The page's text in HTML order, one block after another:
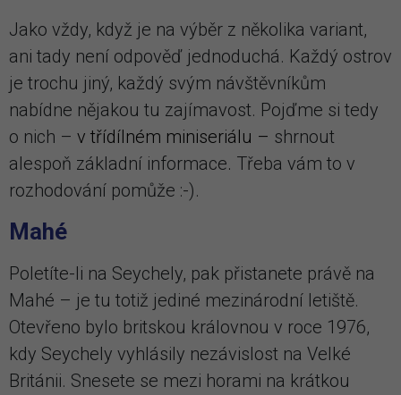
Jako vždy, když je na výběr z několika variant,
ani tady není odpověď jednoduchá. Každý ostrov
je trochu jiný, každý svým návštěvníkům
nabídne nějakou tu zajímavost. Pojďme si tedy
o nich – v třídílném miniseriálu – shrnout
alespoň základní informace. Třeba vám to v
rozhodování pomůže :-).
Mahé
Poletíte-li na Seychely, pak přistanete právě na
Mahé – je tu totiž jediné mezinárodní letiště.
Otevřeno bylo britskou královnou v roce 1976,
kdy Seychely vyhlásily nezávislost na Velké
Británii. Snesete se mezi horami na krátkou